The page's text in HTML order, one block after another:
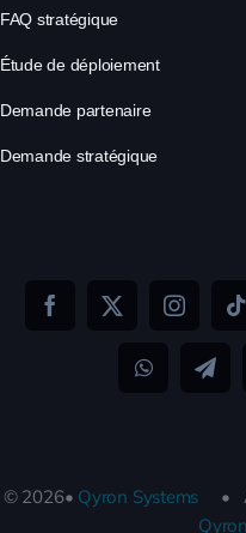
FAQ stratégique
Étude de déploiement
Demande partenaire
Demande stratégique
© 2026• Qyron Systems
•